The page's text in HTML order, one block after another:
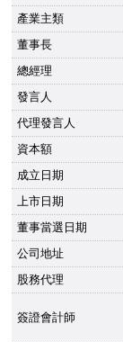
產業主類
董事長
總經理
發言人
代理發言人
資本額
成立日期
上市日期
董事當選日期
公司地址
股務代理
簽證會計師